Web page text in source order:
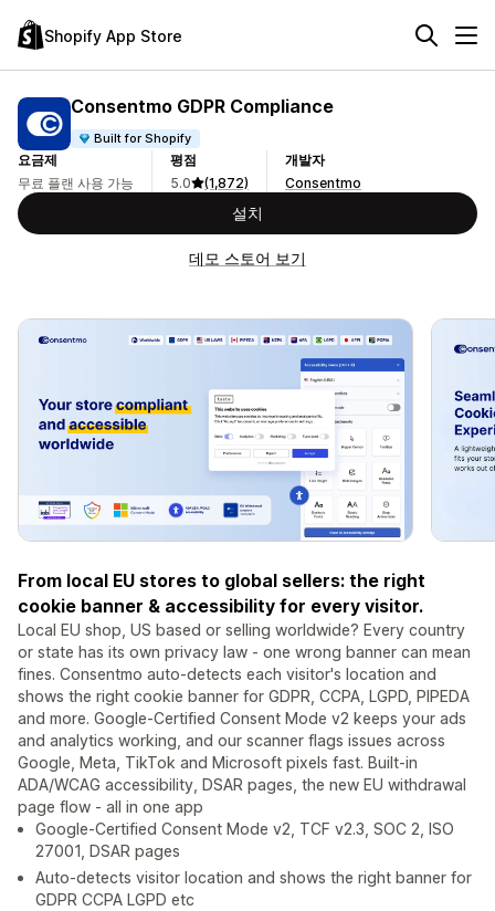
Shopify App Store
Consentmo GDPR Compliance
Built for Shopify
요금제
무료 플랜 사용 가능
평점
5.0
(1,872)
개발자
Consentmo
설치
데모 스토어 보기
From local EU stores to global sellers: the right
cookie banner & accessibility for every visitor.
Local EU shop, US based or selling worldwide? Every country
or state has its own privacy law - one wrong banner can mean
fines. Consentmo auto-detects each visitor's location and
shows the right cookie banner for GDPR, CCPA, LGPD, PIPEDA
and more. Google-Certified Consent Mode v2 keeps your ads
and analytics working, and our scanner flags issues across
Google, Meta, TikTok and Microsoft pixels fast. Built-in
ADA/WCAG accessibility, DSAR pages, the new EU withdrawal
page flow - all in one app
Google-Certified Consent Mode v2, TCF v2.3, SOC 2, ISO
27001, DSAR pages
Auto-detects visitor location and shows the right banner for
GDPR CCPA LGPD etc